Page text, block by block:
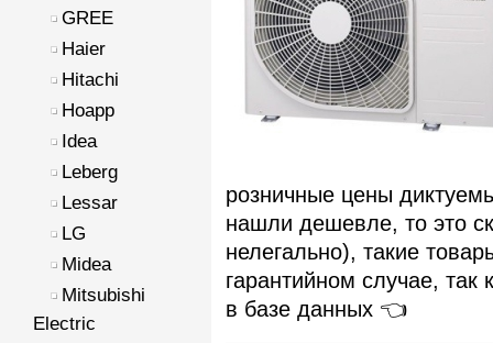
GREE
Haier
Hitachi
Hoapp
Idea
Leberg
Lessar
LG
Midea
Mitsubishi
Electric
розничные цены
нашли дешевле, то это
нелегально), такие
гарантийном случае, так
в базе данных 👈